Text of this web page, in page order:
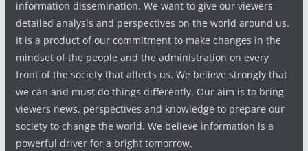
information dissemination. We want to give our viewers
detailed analysis and perspectives on the world around us.
It is a product of our commitment to make changes in the
mindset of the people and the administration on every
front of the society that affects us. We believe strongly that
we can and must do things differently. Our aim is to bring
viewers news, perspectives and knowledge to prepare our
society to change the world. We believe information is a
powerful driver for a bright tomorrow.